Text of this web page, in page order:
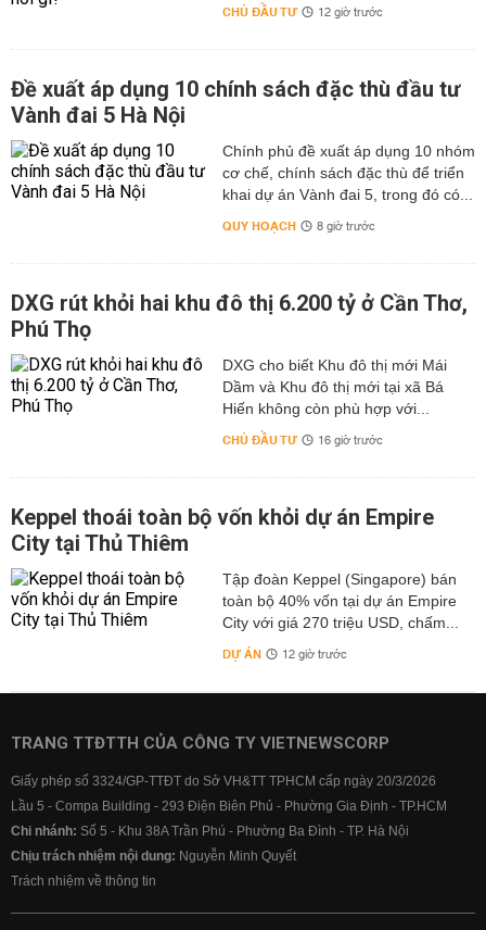
CHỦ ĐẦU TƯ 12 giờ trước
Đề xuất áp dụng 10 chính sách đặc thù đầu tư
Vành đai 5 Hà Nội
Chính phủ đề xuất áp dụng 10 nhóm
cơ chế, chính sách đặc thù để triển
khai dự án Vành đai 5, trong đó có...
QUY HOẠCH 8 giờ trước
DXG rút khỏi hai khu đô thị 6.200 tỷ ở Cần Thơ,
Phú Thọ
DXG cho biết Khu đô thị mới Mái
Dầm và Khu đô thị mới tại xã Bá
Hiến không còn phù hợp với...
CHỦ ĐẦU TƯ 16 giờ trước
Keppel thoái toàn bộ vốn khỏi dự án Empire
City tại Thủ Thiêm
Tập đoàn Keppel (Singapore) bán
toàn bộ 40% vốn tại dự án Empire
City với giá 270 triệu USD, chấm...
DỰ ÁN 12 giờ trước
TRANG TTĐTTH CỦA CÔNG TY VIETNEWSCORP
Giấy phép số 3324/GP-TTĐT do Sở VH&TT TPHCM cấp ngày 20/3/2026
Lầu 5 - Compa Building - 293 Điện Biên Phủ - Phường Gia Định - TP.HCM
Chi nhánh: Số 5 - Khu 38A Trần Phú - Phường Ba Đình - TP. Hà Nội
Chịu trách nhiệm nội dung: Nguyễn Minh Quyết
Trách nhiệm về thông tin